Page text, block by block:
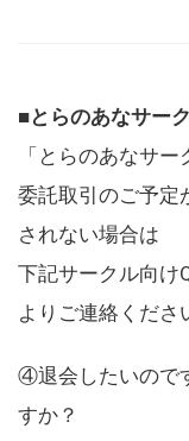
■とらのあなサー
「とらのあなサ
委託取引のご予定
されない場合は
下記サークル向け
よりご連絡くださ
④退会したいので
すか？